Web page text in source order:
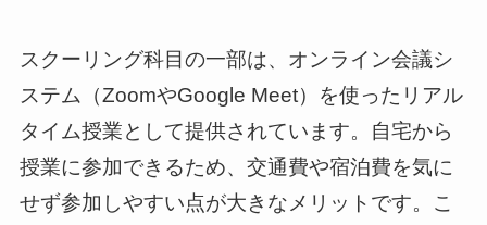
スクーリング科目の一部は、オンライン会議シ
ステム（ZoomやGoogle Meet）を使ったリアル
タイム授業として提供されています。自宅から
授業に参加できるため、交通費や宿泊費を気に
せず参加しやすい点が大きなメリットです。こ